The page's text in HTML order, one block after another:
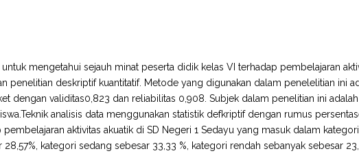
mengetahui sejauh minat peserta didik kelas VI terhadap pembelajaran
penelitian deskriptif kuantitatif. Metode yang digunakan dalam penelelitian ini
dengan validitas0,823 dan reliabilitas 0,908. Subjek dalam penelitian ini
analisis data menggunakan statistik defkriptif dengan rumus
aktivitas akuatik di SD Negeri 1 Sedayu yang masuk dalam
kategori sedang sebesar 33,33 %, kategori rendah sebanyak sebesar